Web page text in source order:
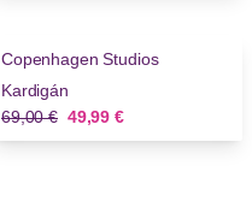
Copenhagen Studios
Kardigán
Stará cena
69,00 € Nová cena
49,99 €